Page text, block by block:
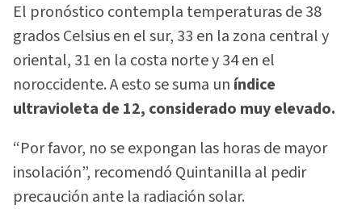
El pronóstico contempla temperaturas de 38
grados Celsius en el sur, 33 en la zona central y
oriental, 31 en la costa norte y 34 en el
noroccidente. A esto se suma un índice
ultravioleta de 12, considerado muy elevado.
“Por favor, no se expongan las horas de mayor
insolación”, recomendó Quintanilla al pedir
precaución ante la radiación solar.